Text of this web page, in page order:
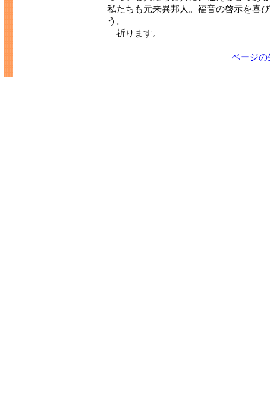
私たちも元来異邦人。福音の啓示を喜
う。
祈ります。
| ページの